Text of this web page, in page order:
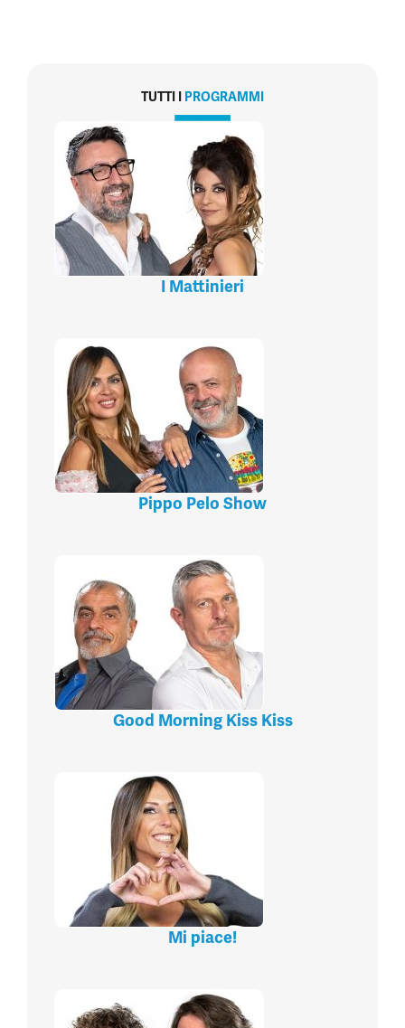
TUTTI I PROGRAMMI
I Mattinieri
Pippo Pelo Show
Good Morning Kiss Kiss
Mi piace!